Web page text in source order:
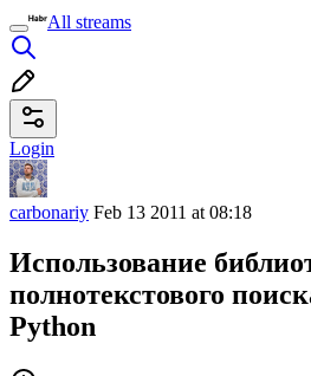
All streams
Login
carbonariy Feb 13 2011 at 08:18
Использование
полнотекстового
Python